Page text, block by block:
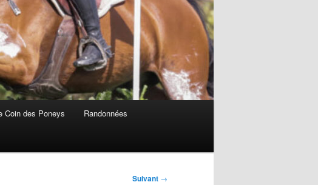
Coin des Poneys Randonnées
Suivant →